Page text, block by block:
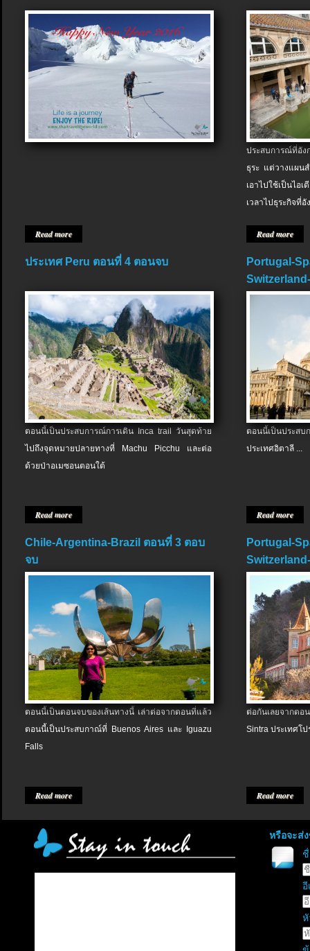
Read more
ประสบการณ์ที่อัง
ธุระ แต่วางแผน
เอาไปใช้เป็นไอ
เวลาไปธุระกิจที่อั
Read more
ประเทศ Peru ตอนที่ 4 ตอนจบ
ตอนนี้เป็นประสบการณ์การเดิน Inca trail วันสุดท้าย
ไปถึงจุดหมายปลายทางที่ Machu Picchu และต่อ
ด้วยป่าอเมซอนตอนใต้
Read more
Portugal-
ตอนนี้เป็นประส
ประเทศอิตาลี ...
Read more
Chile-Argentina-Brazil ตอนที่ 3 ตอบ
จบ
ตอนนี้เป็นตอนจบของเส้นทางนี้ เล่าต่อจากตอนที่แล้ว
ตอนนี้เป็นประสบกาณ์ที่ Buenos Aires และ Iguazu
Falls
Read more
Portugal-
ต่อกันเลยจากต
Sintra ประเทศโป
Read more
หรือจะส่
อี
หั